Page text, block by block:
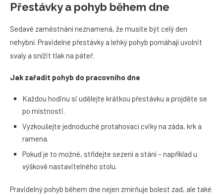
Přestávky a pohyb během dne
Sedavé zaměstnání neznamená, že musíte být celý den
nehybní. Pravidelné přestávky a lehký pohyb pomáhají uvolnit
svaly a snížit tlak na páteř.
Jak zařadit pohyb do pracovního dne
Každou hodinu si udělejte krátkou přestávku a projděte se
po místnosti.
Vyzkoušejte jednoduché protahovací cviky na záda, krk a
ramena.
Pokud je to možné, střídejte sezení a stání – například u
výškově nastavitelného stolu.
Pravidelný pohyb během dne nejen zmírňuje bolest zad, ale také